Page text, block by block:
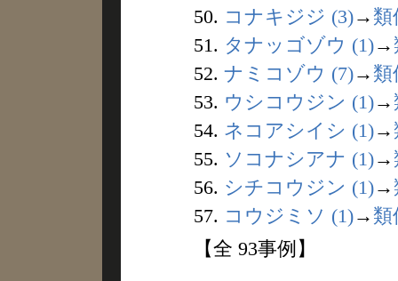
50. コナキジジ (3)→ 類
51. タナッゴゾウ (1)→
52. ナミコゾウ (7)→ 類
53. ウシコウジン (1)→
54. ネコアシイシ (1)→
55. ソコナシアナ (1)→
56. シチコウジン (1)→
57. コウジミソ (1)→ 類
【全 93事例】